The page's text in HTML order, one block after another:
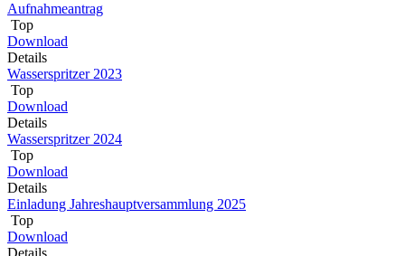
Aufnahmeantrag
Top
Download
Details
Wasserspritzer 2023
Top
Download
Details
Wasserspritzer 2024
Top
Download
Details
Einladung Jahreshauptversammlung 2025
Top
Download